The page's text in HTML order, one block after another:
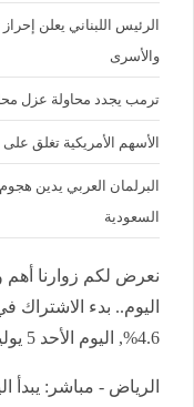
الرئيس اللبناني يعلن
والأسرى
ترمب يجدد محاولة عزل
الأسهم الأمريكية تغلق
البرلمان العربي يدين
السعودية
نعرض لكم زوارنا أهم
اليوم.. بدء الاشتراك
4.6%, اليوم الأحد 5 يوليو 2026 11:23 صباحاً